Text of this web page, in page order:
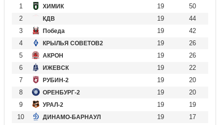
1 ХИМИК 19
50
2
КДВ 19
44
3
Победа 19
42
4
КРЫЛЬЯ СОВЕТОВ2 19
26
5
АКРОН 19
26
6
ИЖЕВСК 19
22
7
РУБИН-2 19
20
8
ОРЕНБУРГ-2 19
20
9
УРАЛ-2 19
19
10
ДИНАМО-БАРНАУЛ 19
17